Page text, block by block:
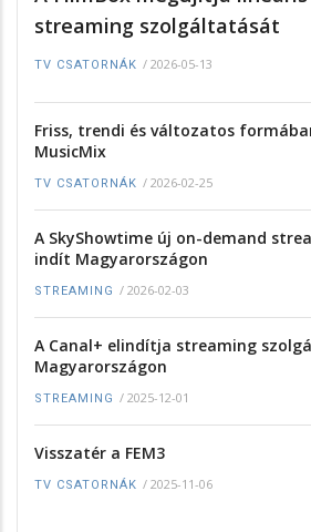
streaming szolgáltatását
TV CSATORNÁK / 2026-05-13
Friss, trendi és változatos
MusicMix
TV CSATORNÁK / 2026-02-25
A SkyShowtime új on-demand
indít Magyarországon
STREAMING / 2026-02-03
A Canal+ elindítja streaming
Magyarországon
STREAMING / 2025-12-01
Visszatér a FEM3
TV CSATORNÁK / 2025-11-06